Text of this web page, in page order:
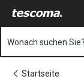
Sie befinden sich
Wonach suchen Sie?
Startseite